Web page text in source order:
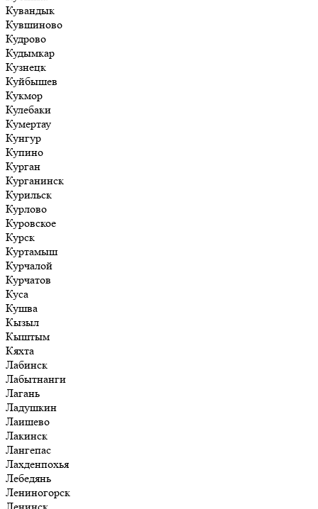
Кувандык
Кувшиново
Кудрово
Кудымкар
Кузнецк
Куйбышев
Кукмор
Кулебаки
Кумертау
Кунгур
Купино
Курган
Курганинск
Курильск
Курлово
Куровское
Курск
Куртамыш
Курчалой
Курчатов
Куса
Кушва
Кызыл
Кыштым
Кяхта
Лабинск
Лабытнанги
Лагань
Ладушкин
Лаишево
Лакинск
Лангепас
Лахденпохья
Лебедянь
Лениногорск